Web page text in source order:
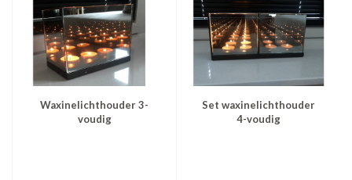
Waxinelichthouder 3-
voudig
Set waxinelichthouder
4-voudig